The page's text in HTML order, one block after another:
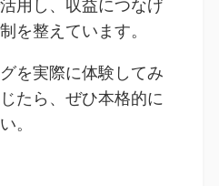
用し、収益につなげ
を整えています。
を実際に体験してみ
たら、ぜひ本格的に
。